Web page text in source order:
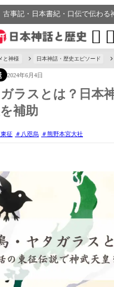
 
と神様 日本神話・歴史エピソード
2024年6月4日
ラスとは？日本
補助
東征 八咫烏 熊野本宮大社